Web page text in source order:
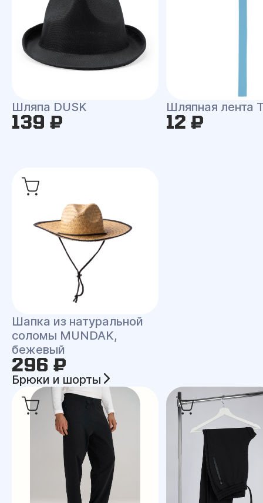
Шляпа DUSK
139 ₽
Шляпная лента
12 ₽
Шапка из натуральной
соломы MUNDAK,
бежевый
296 ₽
Брюки и шорты